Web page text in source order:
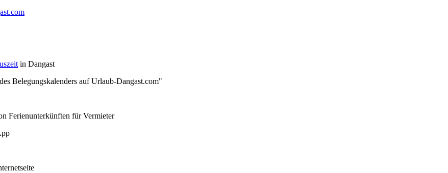
in Dangast
Belegungskalenders auf Urlaub-Dangast.com"
Ferienunterkünften für Vermieter